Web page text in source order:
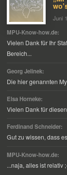
Juni
MPU-Know-how.de:
Vielen Dank für Ihr
Bereich...
Georg Jelinek:
Die hier genannten
Elsa Horneke:
Vielen Dank für
Ferdinand Schneider:
Gut zu wissen, dass
MPU-Know-how.de:
...naja, alles ist relativ